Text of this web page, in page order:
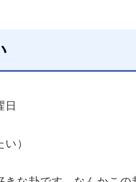
日
）